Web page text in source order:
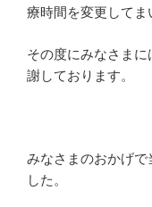
療時間を変更してま
その度にみなさま
謝しております。
みなさまのおかげで
した。